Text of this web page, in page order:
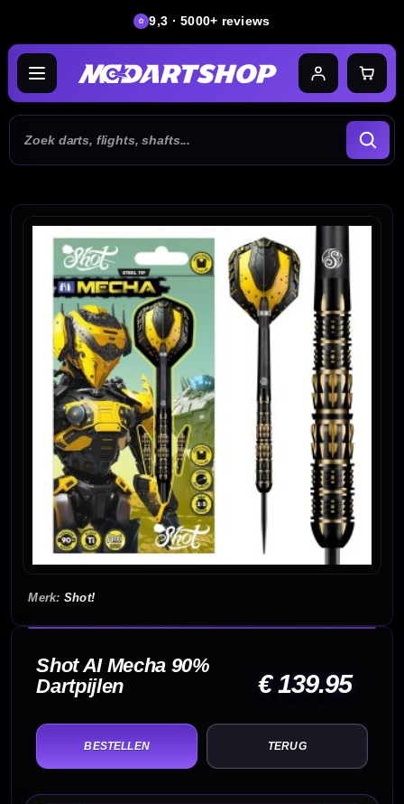
9,3 · 5000+ reviews
Shot!
Shot AI Mecha 90%
Dartpijlen
€ 139.95
TERUG